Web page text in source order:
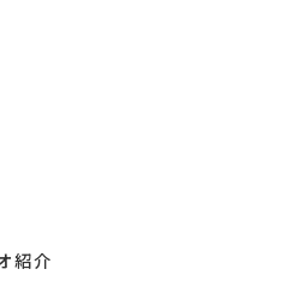
接相談できる
開催中！
紹介